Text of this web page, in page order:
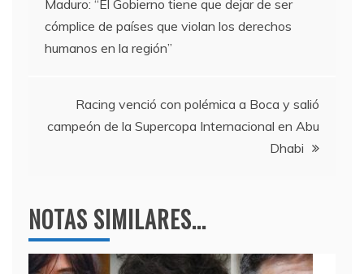
o
o
m p
p
de
entradas
Maduro: “El Gobierno tiene que dejar de ser
cómplice de países que violan los derechos
humanos en la región”
Racing venció con polémica a Boca y salió
campeón de la Supercopa Internacional en Abu
Dhabi
NOTAS SIMILARES...